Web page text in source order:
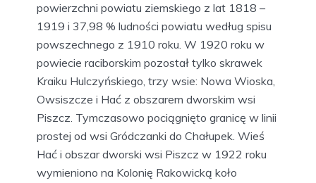
powierzchni powiatu ziemskiego z lat 1818 –
1919 i 37,98 % ludności powiatu według spisu
powszechnego z 1910 roku. W 1920 roku w
powiecie raciborskim pozostał tylko skrawek
Kraiku Hulczyńskiego, trzy wsie: Nowa Wioska,
Owsiszcze i Hać z obszarem dworskim wsi
Piszcz. Tymczasowo pociągnięto granicę w linii
prostej od wsi Gródczanki do Chałupek. Wieś
Hać i obszar dworski wsi Piszcz w 1922 roku
wymieniono na Kolonię Rakowicką koło